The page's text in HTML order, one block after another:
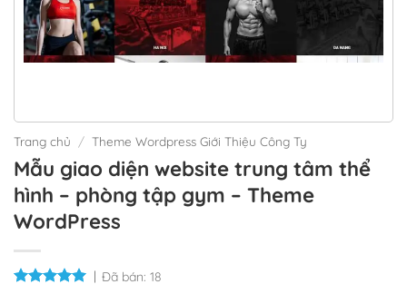
Trang chủ / Theme Wordpress Giới Thiệu Công Ty
Mẫu giao diện website trung tâm thể
hình – phòng tập gym – Theme
WordPress
Đã bán: 18